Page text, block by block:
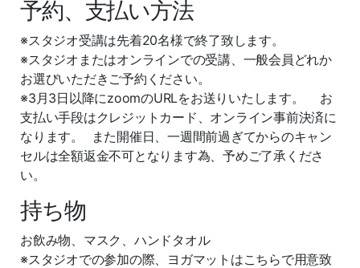
予約、支払い方法
※スタジオ受講は先着20名様で終了致します。
※スタジオまたはオンラインでの受講、一般会員どれか
お選びいただきご予約ください。
※3月3日以降にzoomのURLをお送りいたします。 お
支払い手段はクレジットカード、オンライン事前決済に
なります。 また開催日、一週間前過ぎてからのキャン
セルは全額返金不可となります為、予めご了承くださ
い。
持ち物
お飲み物、マスク、ハンドタオル
※スタジオでの参加の際、ヨガマットはこちらで用意致